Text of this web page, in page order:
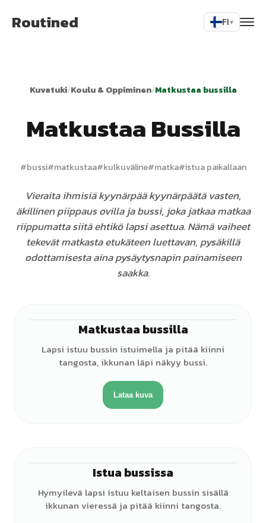
Routined FI▾
Kuvatuki/Koulu & Oppiminen/Matkustaa bussilla
Matkustaa Bussilla
#bussi#matkustaa#kulkuväline#matka#istua paikallaan
Vieraita ihmisiä kyynärpää kyynärpäätä vasten,
äkillinen piippaus ovilla ja bussi, joka jatkaa matkaa
riippumatta siitä ehtikö lapsi asettua. Nämä vaiheet
tekevät matkasta etukäteen luettavan, pysäkillä
odottamisesta aina pysäytysnapin painamiseen
saakka.
Matkustaa bussilla
Lapsi istuu bussin istuimella ja pitää kiinni
tangosta, ikkunan läpi näkyy bussi.
Lataa kuva
Istua bussissa
Hymyilevä lapsi istuu keltaisen bussin sisällä
ikkunan vieressä ja pitää kiinni tangosta.